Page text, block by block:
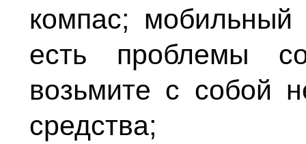
компас;
есть проблемы
возьмите с собой
средства;